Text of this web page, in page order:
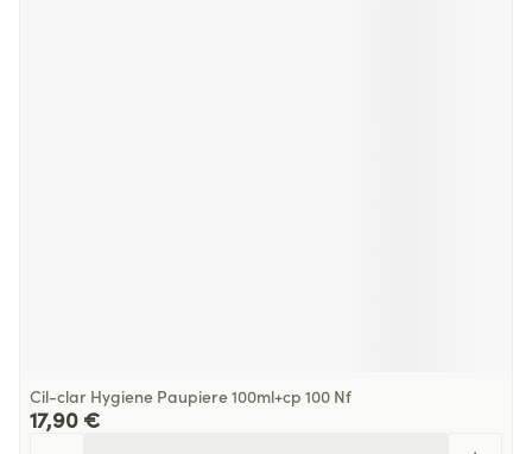
Cil-clar Hygiene Paupiere 100ml+cp 100 Nf
17,90 €